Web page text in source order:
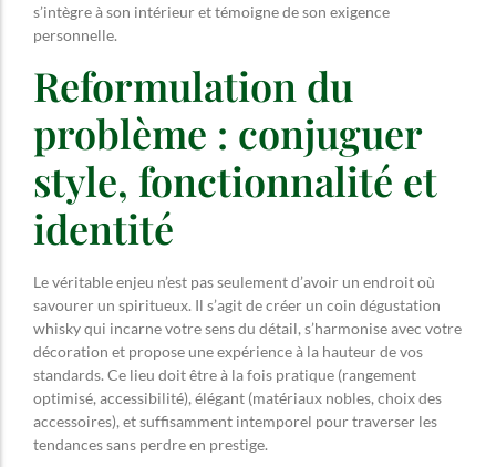
s’intègre à son intérieur et témoigne de son exigence
personnelle.
Reformulation du
problème : conjuguer
style, fonctionnalité et
identité
Le véritable enjeu n’est pas seulement d’avoir un endroit où
savourer un spiritueux. Il s’agit de créer un coin dégustation
whisky qui incarne votre sens du détail, s’harmonise avec votre
décoration et propose une expérience à la hauteur de vos
standards. Ce lieu doit être à la fois pratique (rangement
optimisé, accessibilité), élégant (matériaux nobles, choix des
accessoires), et suffisamment intemporel pour traverser les
tendances sans perdre en prestige.